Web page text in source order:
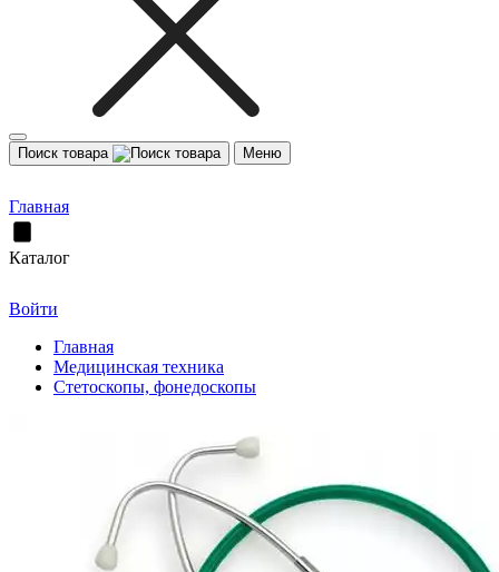
Поиск товара Меню
Главная
Каталог
Войти
Главная
Медицинская техника
Стетоскопы, фонедоскопы